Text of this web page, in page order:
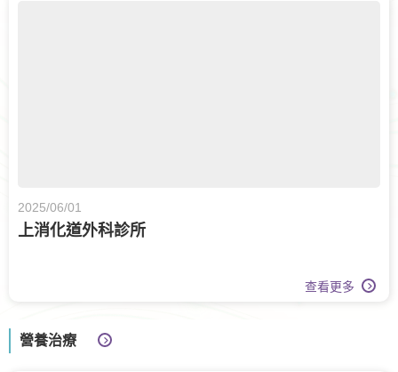
2025/06/01
上消化道外科診所
查看更多
營養治療